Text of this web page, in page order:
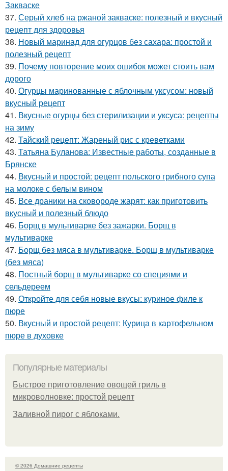
Закваске
37. Серый хлеб на ржаной закваске: полезный и вкусный
рецепт для здоровья
38. Новый маринад для огурцов без сахара: простой и
полезный рецепт
39. Почему повторение моих ошибок может стоить вам
дорого
40. Огурцы маринованные с яблочным уксусом: новый
вкусный рецепт
41. Вкусные огурцы без стерилизации и уксуса: рецепты
на зиму
42. Тайский рецепт: Жареный рис с креветками
43. Татьяна Буланова: Известные работы, созданные в
Брянске
44. Вкусный и простой: рецепт польского грибного супа
на молоке с белым вином
45. Все драники на сковороде жарят: как приготовить
вкусный и полезный блюдо
46. Борщ в мультиварке без зажарки. Борщ в
мультиварке
47. Борщ без мяса в мультиварке. Борщ в мультиварке
(без мяса)
48. Постный борщ в мультиварке со специями и
сельдереем
49. Откройте для себя новые вкусы: куриное филе к
пюре
50. Вкусный и простой рецепт: Курица в картофельном
пюре в духовке
Популярные материалы
Быстрое приготовление овощей гриль в
микроволновке: простой рецепт
Заливной пирог с яблоками.
© 2026 Домашние рецепты